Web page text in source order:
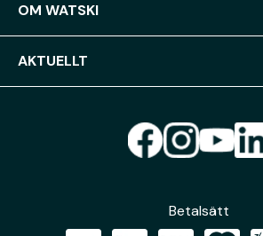
OM WATSKI
AKTUELLT
Betalsätt